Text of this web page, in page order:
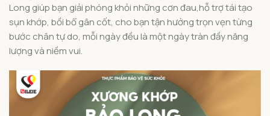
Long giúp bạn giải phóng khỏi những cơn đau,hỗ trợ tái tạo
sụn khớp, bồi bổ gân cốt, cho bạn tận hưởng trọn vẹn từng
bước chân tự do, mỗi ngày đều là một ngày tràn đầy năng
lượng và niềm vui.